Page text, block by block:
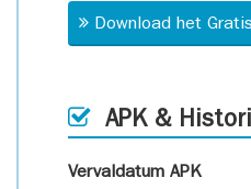
Download het
APK &
Vervaldatum APK